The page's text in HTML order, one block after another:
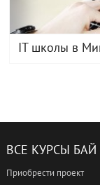
IT школы в
ВСЕ КУРСЫ БАЙ
Приобрести проект